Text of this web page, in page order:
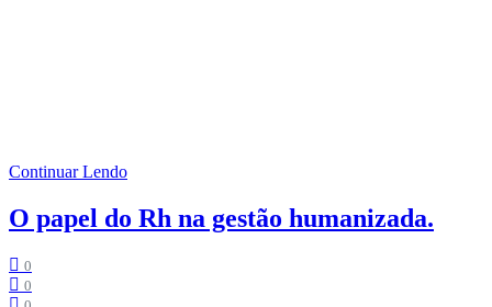
Continuar Lendo
O papel do Rh na gestão humanizada.
0
0